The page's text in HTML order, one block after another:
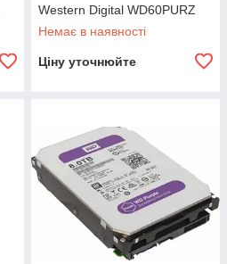
Western Digital WD60PURZ
Немає в наявності
Ціну уточнюйте